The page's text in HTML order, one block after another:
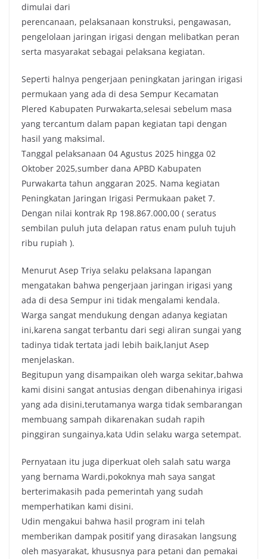
dimulai dari
perencanaan, pelaksanaan konstruksi, pengawasan,
pengelolaan jaringan irigasi dengan melibatkan peran
serta masyarakat sebagai pelaksana kegiatan.
Seperti halnya pengerjaan peningkatan jaringan irigasi
permukaan yang ada di desa Sempur Kecamatan
Plered Kabupaten Purwakarta,selesai sebelum masa
yang tercantum dalam papan kegiatan tapi dengan
hasil yang maksimal.
Tanggal pelaksanaan 04 Agustus 2025 hingga 02
Oktober 2025,sumber dana APBD Kabupaten
Purwakarta tahun anggaran 2025. Nama kegiatan
Peningkatan Jaringan Irigasi Permukaan paket 7.
Dengan nilai kontrak Rp 198.867.000,00 ( seratus
sembilan puluh juta delapan ratus enam puluh tujuh
ribu rupiah ).
Menurut Asep Triya selaku pelaksana lapangan
mengatakan bahwa pengerjaan jaringan irigasi yang
ada di desa Sempur ini tidak mengalami kendala.
Warga sangat mendukung dengan adanya kegiatan
ini,karena sangat terbantu dari segi aliran sungai yang
tadinya tidak tertata jadi lebih baik,lanjut Asep
menjelaskan.
Begitupun yang disampaikan oleh warga sekitar,bahwa
kami disini sangat antusias dengan dibenahinya irigasi
yang ada disini,terutamanya warga tidak sembarangan
membuang sampah dikarenakan sudah rapih
pinggiran sungainya,kata Udin selaku warga setempat.
Pernyataan itu juga diperkuat oleh salah satu warga
yang bernama Wardi,pokoknya mah saya sangat
berterimakasih pada pemerintah yang sudah
memperhatikan kami disini.
Udin mengakui bahwa hasil program ini telah
memberikan dampak positif yang dirasakan langsung
oleh masyarakat, khususnya para petani dan pemakai